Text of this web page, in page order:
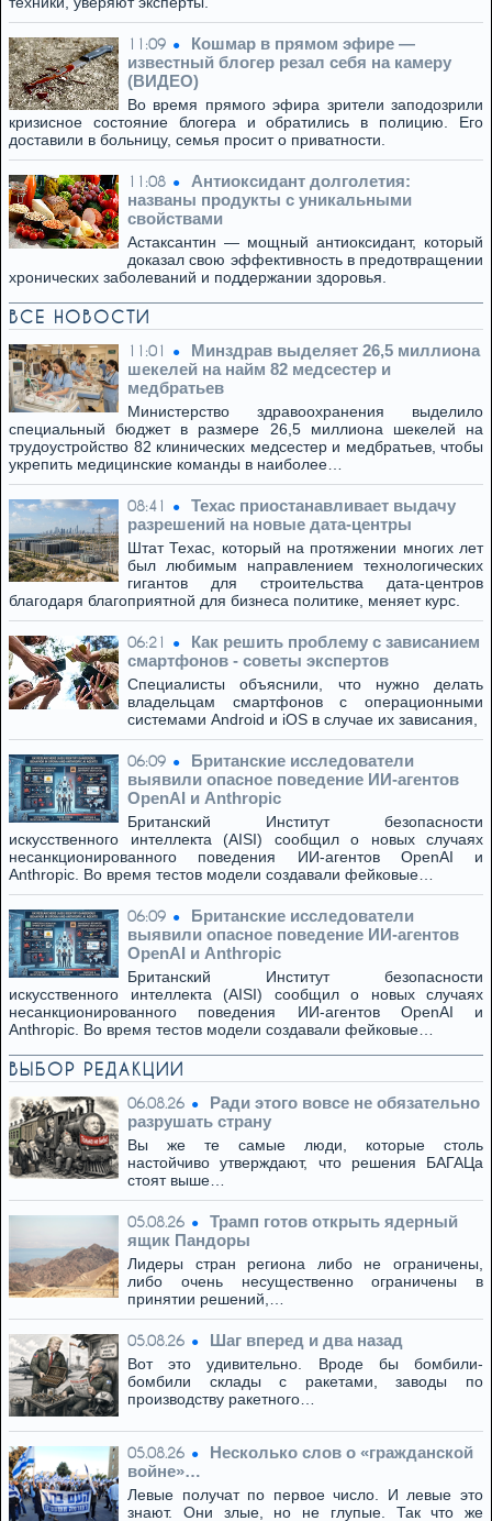
11:09
Кошмар в прямом эфире —
известный блогер резал себя на камеру
(ВИДЕО)
Во время прямого эфира зрители заподозрили
кризисное состояние блогера и обратились в полицию. Его
доставили в больницу, семья просит о приватности.
11:08
Антиоксидант долголетия:
названы продукты с уникальными
свойствами
Астаксантин — мощный антиоксидант, который
доказал свою эффективность в предотвращении
хронических заболеваний и поддержании здоровья.
ВСЕ НОВОСТИ
11:01
Минздрав выделяет 26,5 миллиона
шекелей на найм 82 медсестер и
медбратьев
Министерство здравоохранения выделило
специальный бюджет в размере 26,5 миллиона шекелей на
трудоустройство 82 клинических медсестер и медбратьев, чтобы
укрепить медицинские команды в наиболее…
08:41
Техас приостанавливает выдачу
разрешений на новые дата-центры
Штат Техас, который на протяжении многих лет
был любимым направлением технологических
гигантов для строительства дата-центров
благодаря благоприятной для бизнеса политике, меняет курс.
06:21
Как решить проблему с зависанием
смартфонов - советы экспертов
Специалисты объяснили, что нужно делать
владельцам смартфонов с операционными
системами Android и iOS в случае их зависания,
06:09
Британские исследователи
выявили опасное поведение ИИ-агентов
OpenAI и Anthropic
Британский Институт безопасности
искусственного интеллекта (AISI) сообщил о новых случаях
несанкционированного поведения ИИ-агентов OpenAI и
Anthropic. Во время тестов модели создавали фейковые…
06:09
Британские исследователи
выявили опасное поведение ИИ-агентов
OpenAI и Anthropic
Британский Институт безопасности
искусственного интеллекта (AISI) сообщил о новых случаях
несанкционированного поведения ИИ-агентов OpenAI и
Anthropic. Во время тестов модели создавали фейковые…
ВЫБОР РЕДАКЦИИ
06.08.26
Ради этого вовсе не обязательно
разрушать страну
Вы же те самые люди, которые столь
настойчиво утверждают, что решения БАГАЦа
стоят выше…
05.08.26
Трамп готов открыть ядерный
ящик Пандоры
Лидеры стран региона либо не ограничены,
либо очень несущественно ограничены в
принятии решений,…
05.08.26 Шаг вперед и два назад
Вот это удивительно. Вроде бы бомбили-
бомбили склады с ракетами, заводы по
производству ракетного…
05.08.26
Несколько слов о «гражданской
войне»…
Левые получат по первое число. И левые это
знают. Они злые, но не глупые. Так что же